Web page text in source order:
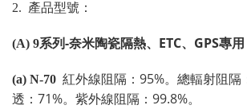
2. 產品型號：
(A) 9系列-奈米陶瓷隔熱、 ETC、 GPS專用
(a) N-70 紅外線阻隔： 95%。 總輻射阻隔
透： 71%。 紫外線阻隔： 99.8%。